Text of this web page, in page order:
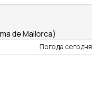
de Mallorca)
Погода сегодня